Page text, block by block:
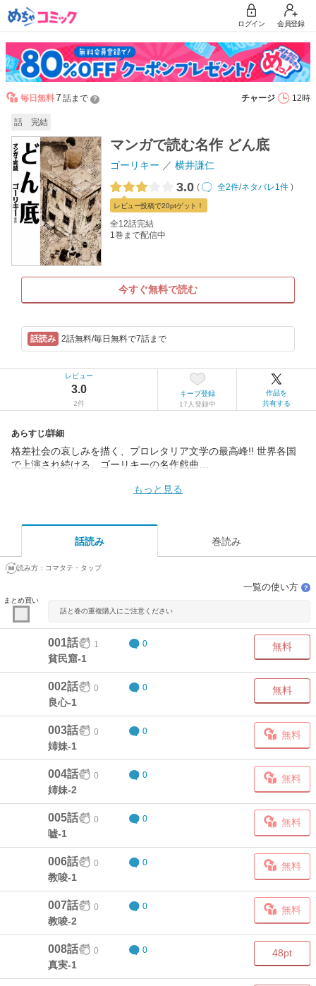
ログイン 会員登録
毎日無料7 話まで ？ チャージ 12時
話 完結
マンガで読む名作 どん底
ゴーリキー 横井謙仁
3.0 ( 全2件/ネタバレ1件 )
レビュー投稿で20ptゲット！
全12話完結
1巻まで配信中
今すぐ無料で読む
2話無料/毎日無料で7話まで
レビュー
3.0
2件
キープ登録
17人登録中
作品を
共有する
あらすじ/詳細
格差社会の哀しみを描く、プロレタリア文学の最高峰!! 世界各国
で上演され続ける、ゴーリキーの名作戯曲…
もっと見る
話読み 巻読み
読み方： コマタテ・タップ
まとめ買い
一覧の使い方 ？
話と巻の重複購入にご注意ください
001話 1 0
貧民窟-1
無料
002話 0 0
良心-1
無料
003話 0 0
姉妹-1
無料
004話 0 0
姉妹-2
無料
005話 0 0
嘘-1
無料
006話 0 0
教唆-1
無料
007話 0 0
教唆-2
無料
008話 0 0
真実-1
48pt